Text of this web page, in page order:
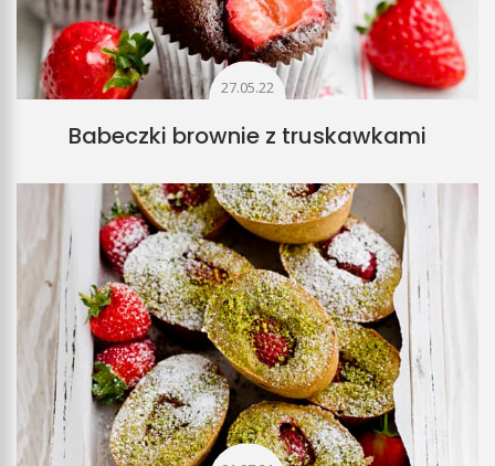
27.05.22
Babeczki brownie z truskawkami